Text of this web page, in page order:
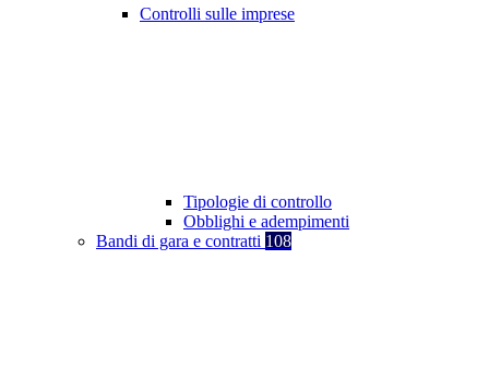
Controlli sulle imprese
Tipologie di controllo
Obblighi e adempimenti
Bandi di gara e contratti 108